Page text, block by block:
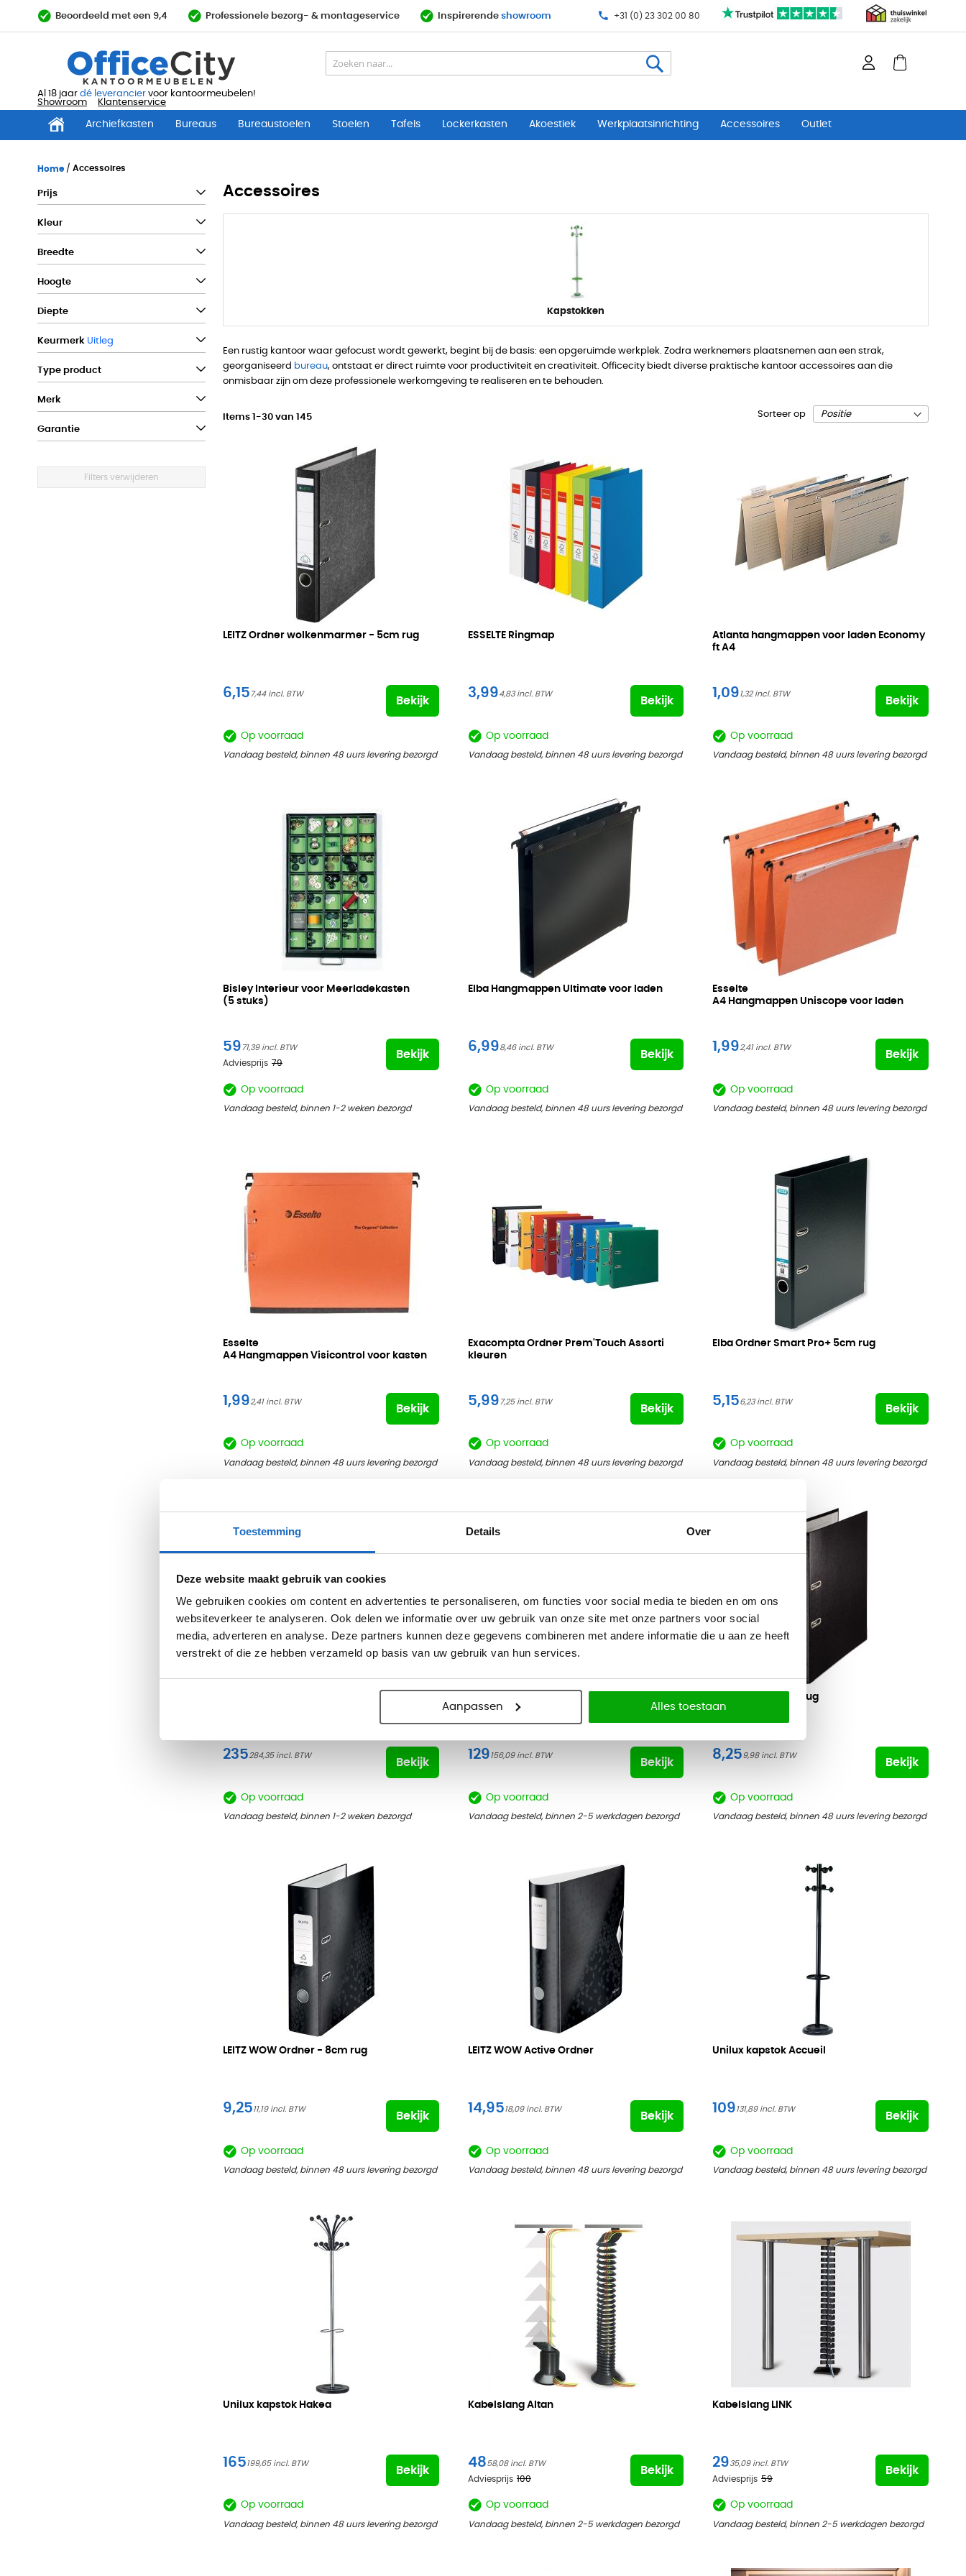
Toestemming Details Over
Deze website maakt gebruik van cookies
We gebruiken cookies om content en advertenties te personaliseren, om functies voor social media te bieden en om ons
websiteverkeer te analyseren. Ook delen we informatie over uw gebruik van onze site met onze partners voor social
media, adverteren en analyse. Deze partners kunnen deze gegevens combineren met andere informatie die u aan ze heeft
verstrekt of die ze hebben verzameld op basis van uw gebruik van hun services.
Aanpassen Alles toestaan
Beoordeeld met een 9,4 Professionele bezorg- & montageservice Inspirerende showroom +31 (0) 23 302 00 80
Al 18 jaar dé leverancier voor kantoormeubelen!
Showroom
Klantenservice
Archiefkasten Bureaus Bureaustoelen Stoelen Tafels Lockerkasten Akoestiek Werkplaatsinrichting Accessoires Outlet
Home Accessoires
Accessoires
Kapstokken
Een rustig kantoor waar gefocust wordt gewerkt, begint bij de basis: een opgeruimde werkplek. Zodra werknemers plaatsnemen aan een strak,
georganiseerd bureau, ontstaat er direct ruimte voor productiviteit en creativiteit. Officecity biedt diverse praktische kantoor accessoires aan die
onmisbaar zijn om deze professionele werkomgeving te realiseren en te behouden.
Items -30 van 145 Sorteer op
LEITZ Ordner wolkenmarmer - 5cm rug
6,15 7,44
Bekijk
Op voorraad
Vandaag besteld, binnen 48 uurs levering bezorgd
ESSELTE Ringmap
3,994,83
Bekijk
Op voorraad
Vandaag besteld, binnen 48 uurs levering bezorgd
Atlanta hangmappen voor laden Economy
ftA4
1,091,32
Bekijk
Op voorraad
Vandaag besteld, binnen 48 uurs levering bezorgd
Bisley Interieur voor Meerladekasten
(5 stuks)
5971,39
Adviesprijs 79
Bekijk
Op voorraad
Vandaag besteld, binnen 1-2 weken bezorgd
Elba Hangmappen Ultimate voor laden
6,998,46
Bekijk
Op voorraad
Vandaag besteld, binnen 48 uurs levering bezorgd
Esselte
A4 Hangmappen Uniscope voor laden
1,992,41
Bekijk
Op voorraad
Vandaag besteld, binnen 48 uurs levering bezorgd
Esselte
A4 Hangmappen Visicontrol voor kasten
1,992,41
Bekijk
Op voorraad
Vandaag besteld, binnen 48 uurs levering bezorgd
Exacompta Ordner Prem'Touch Assorti
kleuren
5,99 7,25
Bekijk
Op voorraad
Vandaag besteld, binnen 48 uurs levering bezorgd
Elba Ordner Smart Pro+ 5cm rug
5,156,23
Bekijk
Op voorraad
Vandaag besteld, binnen 48 uurs levering bezorgd
235284,35
Bekijk
Op voorraad
Vandaag besteld, binnen 1-2 weken bezorgd
129 156,09
Bekijk
Op voorraad
Vandaag besteld, binnen 2-5 werkdagen bezorgd
8cm rug
8,259,98
Bekijk
Op voorraad
Vandaag besteld, binnen 48 uurs levering bezorgd
LEITZ WOW Ordner -8cm rug
9,2511,19
Bekijk
Op voorraad
Vandaag besteld, binnen 48 uurs levering bezorgd
LEITZ WOW Active Ordner
14,9518,09
Bekijk
Op voorraad
Vandaag besteld, binnen 48 uurs levering bezorgd
Unilux kapstok Accueil
109131,89
Bekijk
Op voorraad
Vandaag besteld, binnen 48 uurs levering bezorgd
Unilux kapstok Hakea
165199,65
Bekijk
Op voorraad
Vandaag besteld, binnen 48 uurs levering bezorgd
Kabelslang Altan
4858,08
Adviesprijs 100
Bekijk
Op voorraad
Vandaag besteld, binnen 2-5 werkdagen bezorgd
Kabelslang LINK
2935,09
Adviesprijs 59
Bekijk
Op voorraad
Vandaag besteld, binnen 2-5 werkdagen bezorgd
Prijs
Kleur
Breedte
Hoogte
Diepte
Keurmerk Uitleg
Type product
Merk
Garantie
Filters verwijderen